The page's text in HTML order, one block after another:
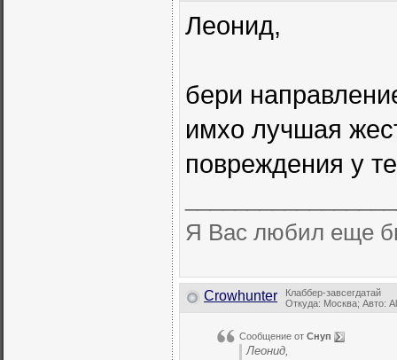
Леонид,
бери
имхо лучшая
повреждения у
Я Вас любил еще
Crowhunter
Клаббер-завсегдатай
Откуда: Москва; Авто:
Сообщение от Снуп
Леонид,